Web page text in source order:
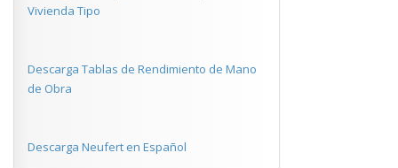
Vivienda Tipo
Descarga Tablas de Rendimiento de Mano
de Obra
Descarga Neufert en Español